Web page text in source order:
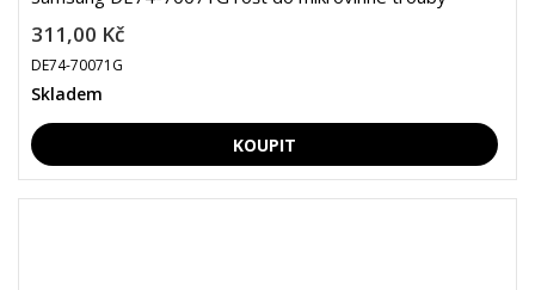
311,00 Kč
DE74-70071G
Skladem